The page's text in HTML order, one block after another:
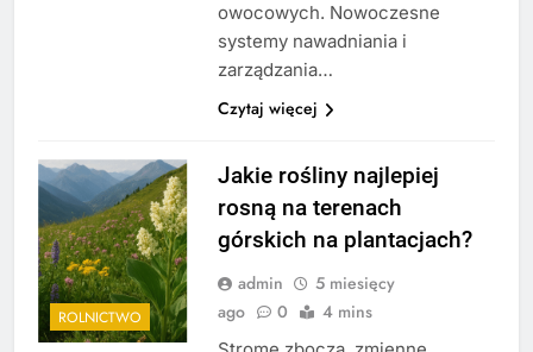
owocowych. Nowoczesne
systemy nawadniania i
zarządzania…
Czytaj więcej
ROLNICTWO
Jakie rośliny najlepiej
rosną na terenach
górskich na plantacjach?
admin
5 miesięcy
ago
0 4 mins